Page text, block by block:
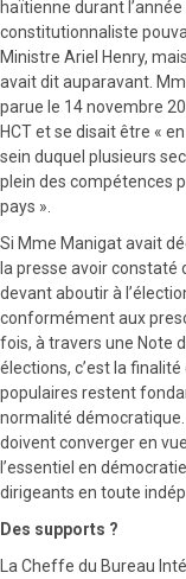
haïtienne durant
constitutionnaliste
Ministre Ariel Henry,
avait dit auparavant.
parue le 14 novembre
HCT et se disait être «
sein duquel plusieurs
plein des compétences
pays ».
Si Mme Manigat avait
la presse avoir constaté
devant aboutir à
conformément aux
fois, à travers une Note
élections, c’est la
populaires restent
normalité
doivent converger en
l’essentiel en
dirigeants en toute
Des supports ?
La Cheffe du Bureau